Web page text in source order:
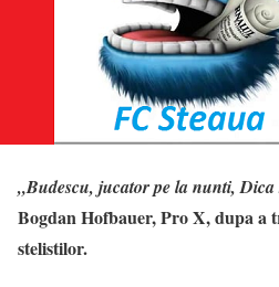
„Budescu, jucator pe la nunti,
Bogdan Hofbauer, Pro X, dupa a
stelistilor.